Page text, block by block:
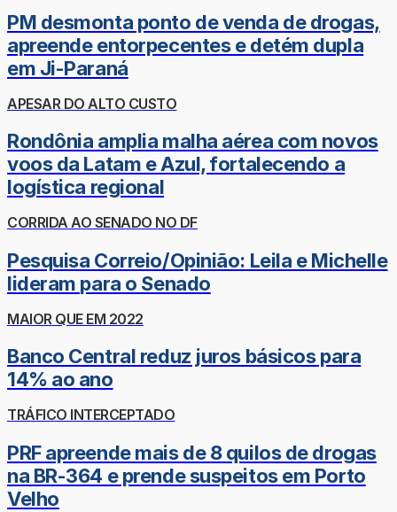
PM desmonta ponto de venda de drogas,
apreende entorpecentes e detém dupla
em Ji-Paraná
APESAR DO ALTO CUSTO
Rondônia amplia malha aérea com novos
voos da Latam e Azul, fortalecendo a
logística regional
CORRIDA AO SENADO NO DF
Pesquisa Correio/Opinião: Leila e Michelle
lideram para o Senado
MAIOR QUE EM 2022
Banco Central reduz juros básicos para
14% ao ano
TRÁFICO INTERCEPTADO
PRF apreende mais de 8 quilos de drogas
na BR-364 e prende suspeitos em Porto
Velho